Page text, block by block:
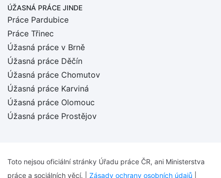
ÚŽASNÁ PRÁCE JINDE
Práce Pardubice
Práce Třinec
Úžasná práce v Brně
Úžasná práce Děčín
Úžasná práce Chomutov
Úžasná práce Karviná
Úžasná práce Olomouc
Úžasná práce Prostějov
Toto nejsou oficiální stránky Úřadu práce ČR, ani Ministerstva
práce a sociálních věcí. | Zásady ochrany osobních údajů